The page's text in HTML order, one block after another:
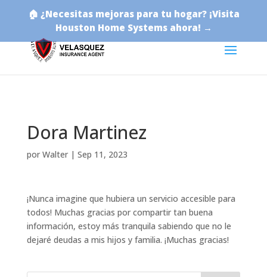
🏠 ¿Necesitas mejoras para tu hogar? ¡Visita
Houston Home Systems ahora! →
Dora Martinez
por Walter| Sep 11, 2023
¡Nunca imagine que hubiera un servicio accesible para
todos! Muchas gracias por compartir tan buena
información, estoy más tranquila sabiendo que no le
dejaré deudas a mis hijos y familia. ¡Muchas gracias!